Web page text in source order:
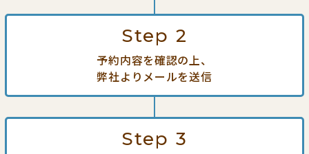
Step 2
予約内容を確認の上、
弊社よりメールを送信
Step 3